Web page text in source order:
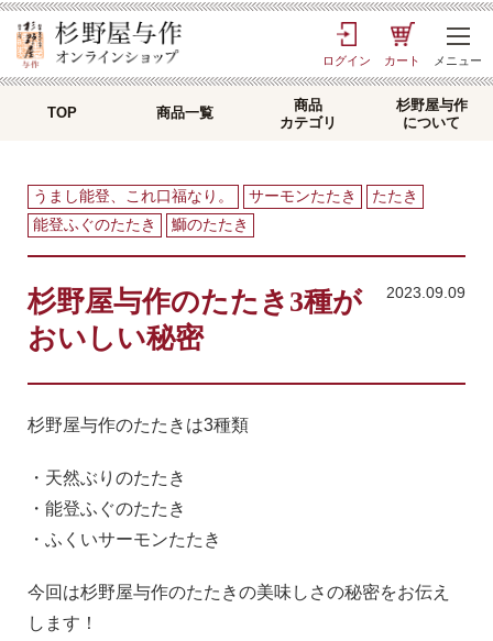
ログイン カート メニュー
TOP 商品一覧
商品
カテゴリ
杉野屋与作
について
TOP > 口福日記> 杉野屋与作のたたき3種がおいしい秘密
うまし能登、これ口福なり。 サーモンたたき
たたき
能登ふぐのたたき
鰤のたたき
杉野屋与作のたたき3種が
おいしい秘密
2023.09.09
杉野屋与作のたたきは3種類
・天然ぶりのたたき
・能登ふぐのたたき
・ふくいサーモンたたき
今回は杉野屋与作のたたきの美味しさの秘密をお伝え
します！